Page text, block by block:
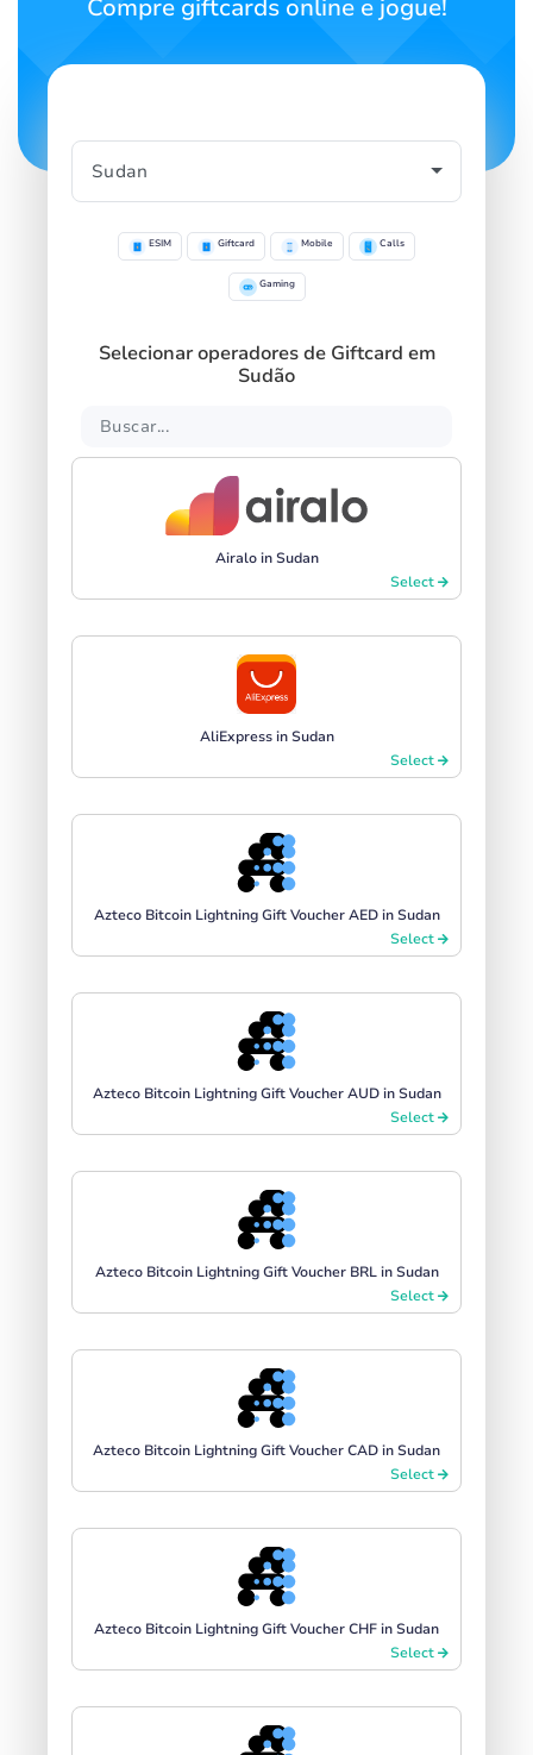
Compre giftcards online e jogue!
ESIM Giftcard Mobile Calls
Gaming
Selecionar operadores de Giftcard em
Sudão
Airalo in Sudan
Select
AliExpress in Sudan
Select
Azteco Bitcoin Lightning Gift Voucher AED in Sudan
Select
Azteco Bitcoin Lightning Gift Voucher AUD in Sudan
Select
Azteco Bitcoin Lightning Gift Voucher BRL in Sudan
Select
Azteco Bitcoin Lightning Gift Voucher CAD in Sudan
Select
Azteco Bitcoin Lightning Gift Voucher CHF in Sudan
Select